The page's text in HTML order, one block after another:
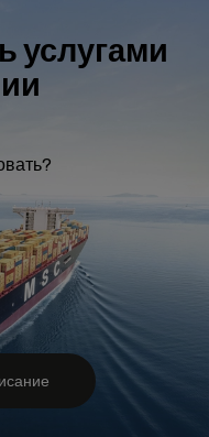
услугами